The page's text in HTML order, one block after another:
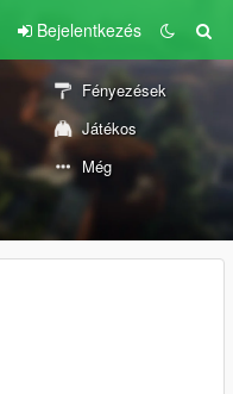
Bejelentkezés
Fényezések
Játékos
Még